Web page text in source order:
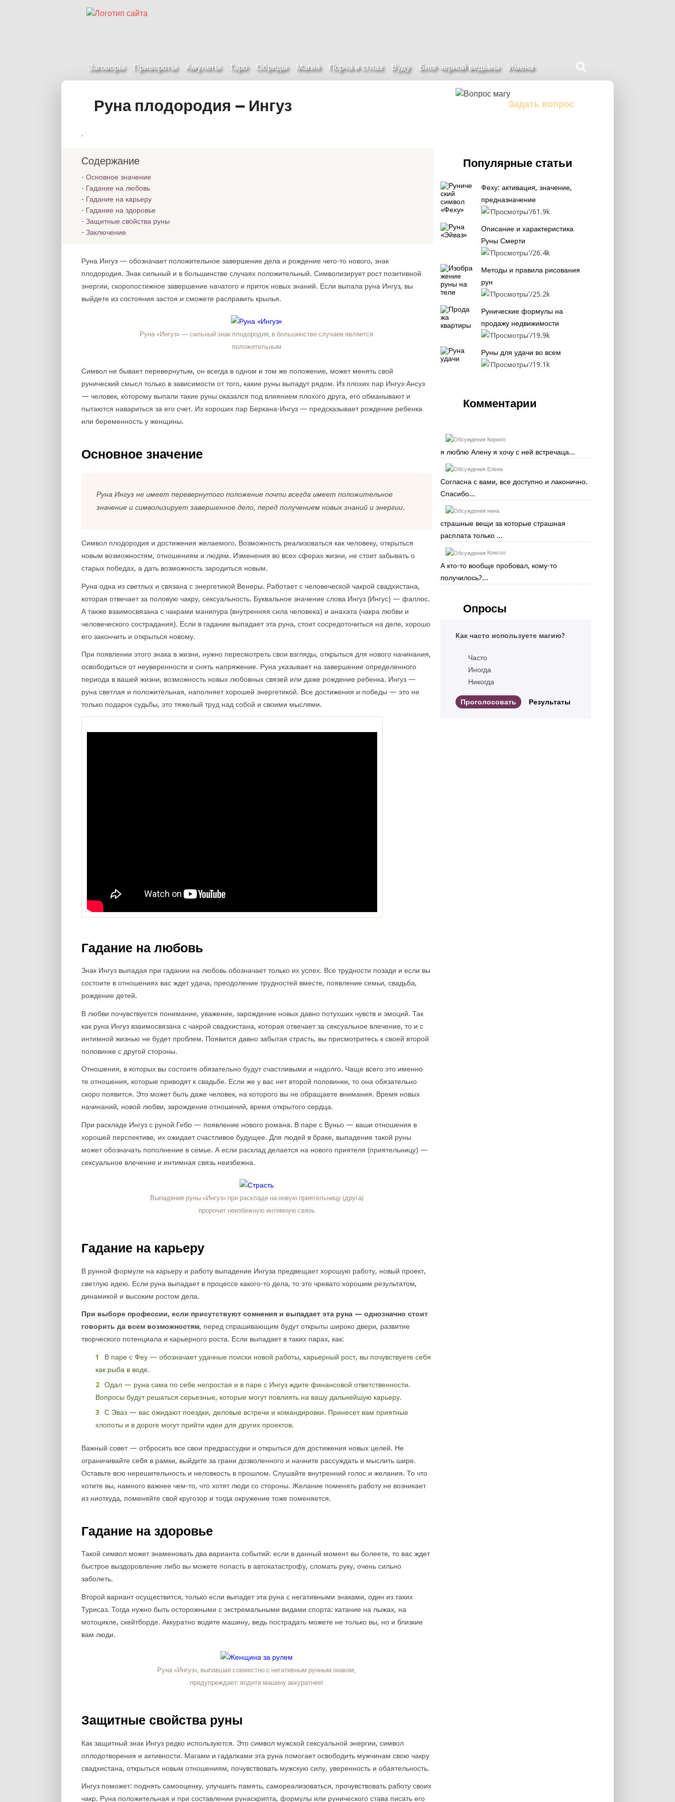
Заговоры Привороты Амулеты Таро Обряды Магия Порча и сглаз Вуду Блог черной ведьмы Имена
сайте
Руна плодородия — Ингуз
.
Содержание
Основное значение
Гадание на любовь
Гадание на карьеру
Гадание на здоровье
Защитные свойства руны
Заключение
Руна Ингуз — обозначает положительное завершение дела и рождение чего-то нового, знак
плодородия. Знак сильный и в большинстве случаях положительный. Символизирует рост позитивной
энергии, скоропостижное завершение начатого и приток новых знаний. Если выпала руна Ингуз, вы
выйдете из состояния застоя и сможете расправить крылья.
Руна «Ингуз» — сильный знак плодородия, в большинстве случаев является
положительным
Символ не бывает перевернутым, он всегда в одном и том же положение, может менять свой
рунический смысл только в зависимости от того, какие руны выпадут рядом. Из плохих пар Ингуз-Ансуз
— человек, которому выпали такие руны оказался под влиянием плохого друга, его обманывают и
пытаются навариться за его счет. Из хороших пар Беркана-Ингуз — предсказывает рождение ребенка
или беременность у женщины.
Основное значение
Руна Ингуз не имеет перевернутого положение почти всегда имеет положительное
значение и символизирует завершенное дело, перед получением новых знаний и энергии.
Символ плодородия и достижения желаемого. Возможность реализоваться как человеку, открыться
новым возможностям, отношениям и людям. Изменения во всех сферах жизни, не стоит забывать о
старых победах, а дать возможность зародиться новым.
Руна одна из светлых и связана с энергетикой Венеры. Работает с человеческой чакрой свадхистана,
которая отвечает за половую чакру, сексуальность. Буквальное значение слова Ингуз (Ингус) — фаллос.
А также взаимосвязана с чакрами манипура (внутренняя сила человека) и анахата (чакра любви и
человеческого сострадания). Если в гадании выпадает эта руна, стоит сосредоточиться на деле, хорошо
его закончить и открыться новому.
При появлении этого знака в жизни, нужно пересмотреть свои взгляды, открыться для нового начинания,
освободиться от неуверенности и снять напряжение. Руна указывает на завершение определенного
периода в вашей жизни, возможность новых любовных связей или даже рождение ребенка. Ингуз —
руна светлая и положительная, наполняет хорошей энергетикой. Все достижения и победы — это не
только подарок судьбы, это тяжелый труд над собой и своими мыслями.
Гадание на любовь
Знак Ингуз выпадая при гадании на любовь обозначает только их успех. Все трудности позади и если вы
состоите в отношениях вас ждет удача, преодоление трудностей вместе, появление семьи, свадьба,
рождение детей.
В любви почувствуется понимание, уважение, зарождение новых давно потухших чувств и эмоций. Так
как руна Ингуз взаимосвязана с чакрой свадхистана, которая отвечает за сексуальное влечение, то и с
интимной жизнью не будет проблем. Появится давно забытая страсть, вы присмотритесь к своей второй
половинке с другой стороны.
Отношения, в которых вы состоите обязательно будут счастливыми и надолго. Чаще всего это именно
те отношения, которые приводят к свадьбе. Если же у вас нет второй половинки, то она обязательно
скоро появится. Это может быть даже человек, на которого вы не обращаете внимания. Время новых
начинаний, новой любви, зарождение отношений, время открытого сердца.
При раскладе Ингуз с руной Гебо — появление нового романа. В паре с Вуньо — ваши отношения в
хорошей перспективе, их ожидает счастливое будущее. Для людей в браке, выпадение такой руны
может обозначать пополнение в семье. А если расклад делается на нового приятеля (приятельницу) —
сексуальное влечение и интимная связь неизбежна.
Выпадение руны «Ингуз» при раскладе на новую приятельницу (друга)
пророчит неизбежную интимную связь
Гадание на карьеру
В рунной формуле на карьеру и работу выпадение Ингуза предвещает хорошую работу, новый проект,
светлую идею. Если руна выпадает в процессе какого-то дела, то это чревато хорошим результатом,
динамикой и высоким ростом дела.
При выборе профессии, если присутствуют сомнения и выпадает эта руна — однозначно стоит
говорить да всем возможностям, перед спрашивающим будут открыты широко двери, развитие
творческого потенциала и карьерного роста. Если выпадает в таких парах, как:
В паре с Феу — обозначает удачные поиски новой работы, карьерный рост, вы почувствуете себя
как рыба в воде.
Одал — руна сама по себе непростая и в паре с Ингуз ждите финансовой ответственности.
Вопросы будут решаться серьезные, которые могут повлиять на вашу дальнейшую карьеру.
С Эваз — вас ожидают поездки, деловые встречи и командировки. Принесет вам приятные
хлопоты и в дороге могут прийти идеи для других проектов.
Важный совет — отбросить все свои предрассудки и открыться для достижения новых целей. Не
ограничивайте себя в рамки, выйдите за грани дозволенного и начните рассуждать и мыслить шире.
Оставьте всю нерешительность и неловкость в прошлом. Слушайте внутренний голос и желания. То что
хотите вы, намного важнее чем-то, что хотят люди со стороны. Желание поменять работу не возникает
из ниоткуда, поменяйте свой кругозор и тогда окружение тоже поменяется.
Гадание на здоровье
Такой символ может знаменовать два варианта событий: если в данный момент вы болеете, то вас ждет
быстрое выздоровление либо вы можете попасть в автокатастрофу, сломать руку, очень сильно
заболеть.
Второй вариант осуществится, только если выпадет эта руна с негативными знаками, один из таких
Турисаз. Тогда нужно быть осторожными с экстремальными видами спорта: катание на лыжах, на
мотоцикле, скейтборде. Аккуратно водите машину, ведь пострадать можете не только вы, но и близкие
вам люди.
Руна «Ингуз», выпавшая совместно с негативным рунным знаком,
предупреждает: водите машину аккуратнее!
Защитные свойства руны
Как защитный знак Ингуз редко используются. Это символ мужской сексуальной энергии, символ
оплодотворения и активности. Магами и гадалками эта руна помогает освободить мужчинам свою чакру
свадхистана, открыться новым отношениям, почувствовать мужскую силу, уверенность и обаятельность.
Ингуз поможет: поднять самооценку, улучшить память, самореализоваться, прочувствовать работу своих
чакр. Руна положительная и при составлении рунаскрипта, формулы или рунического става писать его
Задать вопрос
Популярные статьи
Феху: активация, значение,
предназначение
61.9k
Описание и характеристика
Руны Смерти
26.4k
Методы и правила рисования
рун
25.2k
Рунические формулы на
продажу недвижимости
19.9k
Руны для удачи во всем
19.1k
Комментарии
Кирилл
я люблю Алену я хочу с ней встречаца...
Елена
Согласна с вами, все доступно и лаконично.
Спасибо...
нина
страшные вещи за которые страшная
расплата только ...
Консол
А кто-то вообще пробовал, кому-то
получилось?...
Опросы
Как часто используете магию?
Часто
Иногда
Никогда
Результаты